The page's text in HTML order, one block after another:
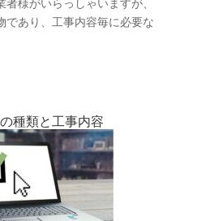
様がいらっしゃいますが、
であり、工事内容毎に必要な
種類と工事内容